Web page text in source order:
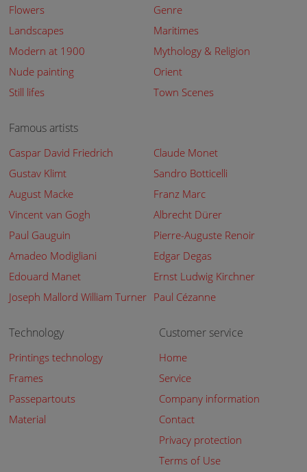
Flowers
Genre
Landscapes
Maritimes
Modern at 1900
Mythology & Religion
Nude painting
Orient
Still lifes
Town Scenes
Famous artists
Caspar David Friedrich
Claude Monet
Gustav Klimt
Sandro Botticelli
August Macke
Franz Marc
Vincent van Gogh
Albrecht Dürer
Paul Gauguin
Pierre-Auguste Renoir
Amadeo Modigliani
Edgar Degas
Edouard Manet
Ernst Ludwig Kirchner
Joseph Mallord William Turner Paul Cézanne
Technology
Printings technology
Frames
Passepartouts
Material
Customer service
Home
Service
Company information
Contact
Privacy protection
Terms of Use